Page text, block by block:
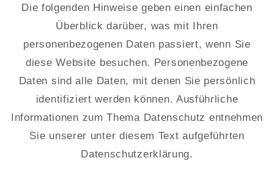
Die folgenden Hinweise geben einen einfachen
Überblick darüber, was mit Ihren
personenbezogenen Daten passiert, wenn Sie
diese Website besuchen. Personenbezogene
Daten sind alle Daten, mit denen Sie persönlich
identifiziert werden können. Ausführliche
Informationen zum Thema Datenschutz entnehmen
Sie unserer unter diesem Text aufgeführten
Datenschutzerklärung.